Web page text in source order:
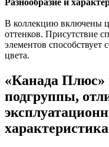
В коллекцию включены
оттенков. Присутствие
элементов
цвета.
«Канада Плюс»
подгруппы,